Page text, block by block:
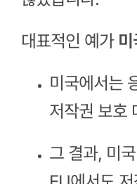
대표적인 예가
미국에서는
저작권 보호
그 결과, 미